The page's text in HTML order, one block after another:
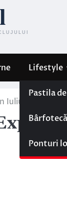
Lifestyle
Pastila
Bârfotecă
Ponturi
Mall Cluj
si